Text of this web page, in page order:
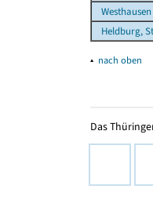
Westhausen
Heldburg,
▴ nach oben
Das